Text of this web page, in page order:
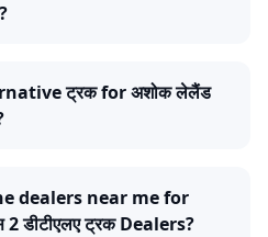
ट्रक for अशोक लेलैंड
dealers near me for
डीटीएलए ट्रक Dealers?